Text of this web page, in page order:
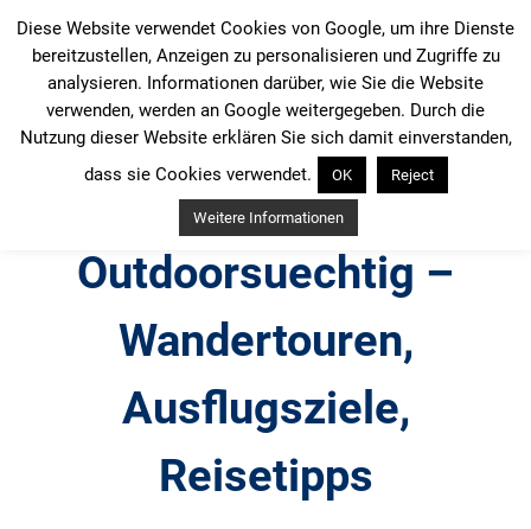
Inhalt
springen
Outdoorsuechtig –
Wandertouren,
Ausflugsziele,
Reisetipps
Diese Website verwendet Cookies von Google, um ihre Dienste
bereitzustellen, Anzeigen zu personalisieren und Zugriffe zu
analysieren. Informationen darüber, wie Sie die Website
verwenden, werden an Google weitergegeben. Durch die
Nutzung dieser Website erklären Sie sich damit einverstanden,
dass sie Cookies verwendet.
OK Reject
Weitere Informationen